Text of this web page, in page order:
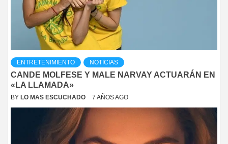
ENTRETENIMIENTO NOTICIAS
CANDE MOLFESE Y MALE NARVAY ACTUARÁN EN
«LA LLAMADA»
BY LO MAS ESCUCHADO 7 AÑOS AGO